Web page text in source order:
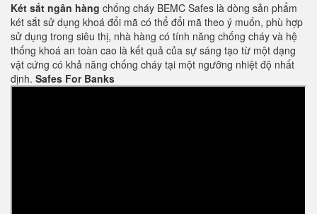
Két sắt ngân hàng chống cháy BEMC Safes là dòng sản phẩm
két sắt sử dụng khoá đổi mã có thể đổi mã theo ý muốn, phù hợp
sử dụng trong siêu thị, nhà hàng có tính năng chống cháy và hệ
thống khoá an toàn cao là kết quả của sự sáng tạo từ một dạng
vật cứng có khả năng chống cháy tại một ngưỡng nhiệt độ nhất
định. Safes For Banks